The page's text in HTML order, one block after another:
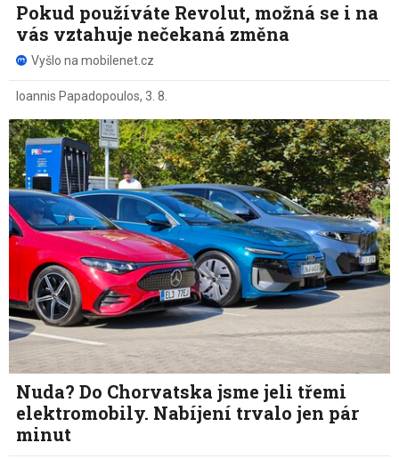
Pokud používáte Revolut, možná se i na
vás vztahuje nečekaná změna
Vyšlo na mobilenet.cz
Ioannis Papadopoulos, 3. 8.
Nuda? Do Chorvatska jsme jeli třemi
elektromobily. Nabíjení trvalo jen pár
minut